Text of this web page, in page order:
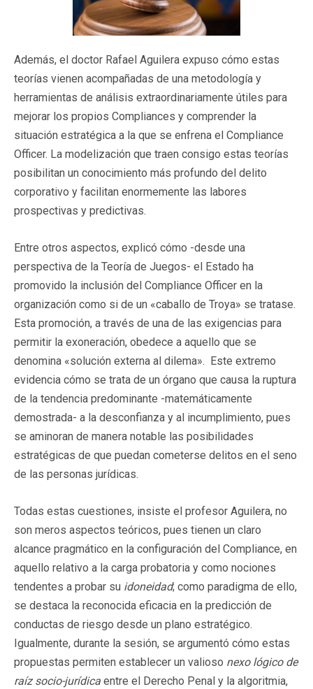
Además, el doctor Rafael Aguilera expuso cómo estas
teorías vienen acompañadas de una metodología y
herramientas de análisis extraordinariamente útiles para
mejorar los propios Compliances y comprender la
situación estratégica a la que se enfrena el Compliance
Officer. La modelización que traen consigo estas teorías
posibilitan un conocimiento más profundo del delito
corporativo y facilitan enormemente las labores
prospectivas y predictivas.
Entre otros aspectos, explicó cómo -desde una
perspectiva de la Teoría de Juegos- el Estado ha
promovido la inclusión del Compliance Officer en la
organización como si de un «caballo de Troya» se tratase.
Esta promoción, a través de una de las exigencias para
permitir la exoneración, obedece a aquello que se
denomina «solución externa al dilema». Este extremo
evidencia cómo se trata de un órgano que causa la ruptura
de la tendencia predominante -matemáticamente
demostrada- a la desconfianza y al incumplimiento, pues
se aminoran de manera notable las posibilidades
estratégicas de que puedan cometerse delitos en el seno
de las personas jurídicas.
Todas estas cuestiones, insiste el profesor Aguilera, no
son meros aspectos teóricos, pues tienen un claro
alcance pragmático en la configuración del Compliance, en
aquello relativo a la carga probatoria y como nociones
tendentes a probar su idoneidad; como paradigma de ello,
se destaca la reconocida eficacia en la predicción de
conductas de riesgo desde un plano estratégico.
Igualmente, durante la sesión, se argumentó cómo estas
propuestas permiten establecer un valioso nexo lógico de
raíz socio-jurídica entre el Derecho Penal y la algoritmia,